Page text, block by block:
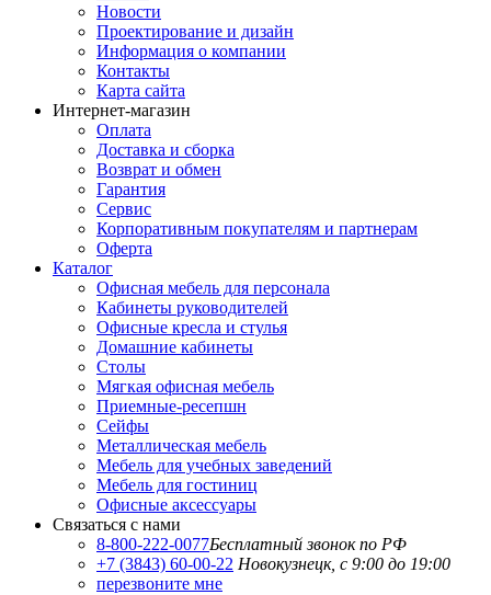
Новости
Проектирование и дизайн
Информация о компании
Контакты
Карта сайта
Интернет-магазин
Оплата
Доставка и сборка
Возврат и обмен
Гарантия
Сервис
Корпоративным покупателям и партнерам
Оферта
Каталог
Офисная мебель для персонала
Кабинеты руководителей
Офисные кресла и стулья
Домашние кабинеты
Столы
Мягкая офисная мебель
Приемные-ресепшн
Сейфы
Металлическая мебель
Мебель для учебных заведений
Мебель для гостиниц
Офисные аксессуары
Связаться с нами
8-800-222-0077Бесплатный звонок по РФ
+7 (3843) 60-00-22 Новокузнецк, с 9:00 до 19:00
перезвоните мне